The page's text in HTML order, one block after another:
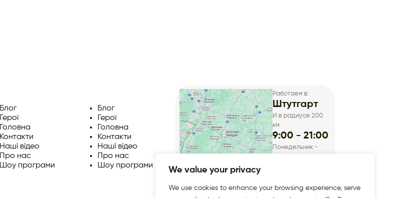
We value your privacy
We use cookies to enhance your browsing experience, serve
Блог
Герої
Головна
Контакти
Наші відео
Про нас
Шоу програми
Блог
Герої
Головна
Контакти
Наші відео
Про нас
Шоу програми
Работаем в:
Штутгарт
И в радиусе 200
км
9:00 - 21:00
Понедельник -